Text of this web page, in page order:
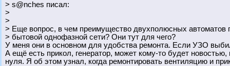
> s@nches писал:
>
>
> Еще вопрос, в чем преимущество двухполюсных
> бытовой однофазной сети? Они тут для чего?
У меня они в основном для удобства ремонта. Если УЗО
А ещё есть прикол, генератор, может кому-то будет
нуля. Я об этом узнал, когда ремонтировать вентиляцию и